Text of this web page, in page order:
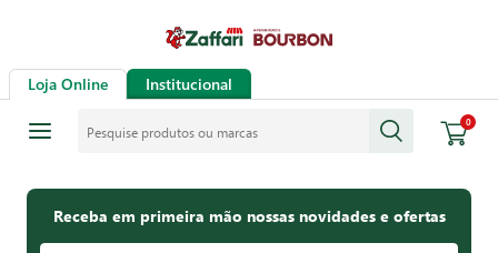
Loja Online Institucional
0
Receba em primeira mão nossas novidades e ofertas